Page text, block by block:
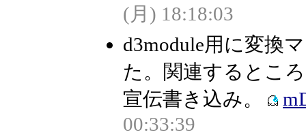
(月) 18:18:03
d3module用に変換
た。関連するとこ
宣伝書き込み。
00:33:39